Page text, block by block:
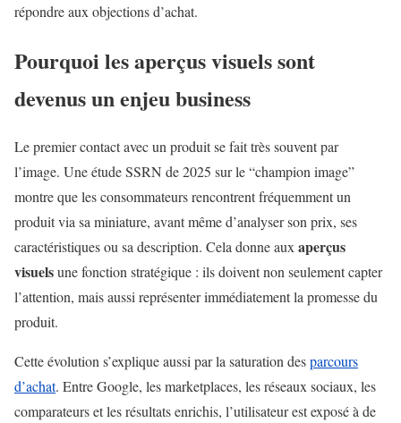
répondre aux objections d’achat.
Pourquoi lesaperçus visuelssont
devenus un enjeu business
Le premier contact avec un produit se fait très souvent par
l’image. Une étude SSRN de 2025 sur le “champion image”
montre que les consommateurs rencontrent fréquemment un
produit via sa miniature, avant même d’analyser son prix, ses
caractéristiques ou sa description. Cela donne auxaperçus
visuelsune fonction stratégique : ils doivent non seulement capter
l’attention, mais aussi représenter immédiatement la promesse du
produit.
Cette évolution s’explique aussi par la saturation desparcours
d’achat. Entre Google, les marketplaces, les réseaux sociaux, les
comparateurs et les résultats enrichis, l’utilisateur est exposé à de